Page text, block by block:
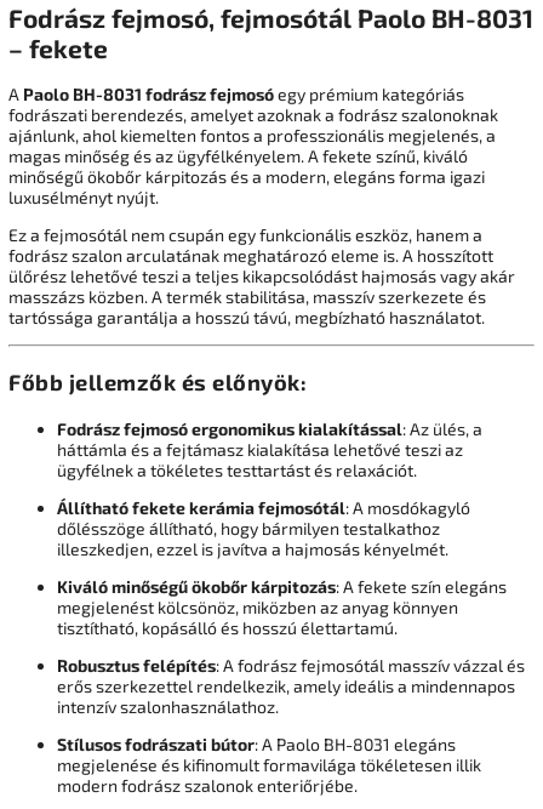
Fodrász fejmosó, fejmosótál Paolo BH-8031
– fekete
A Paolo BH-8031 fodrász fejmosóegy prémium kategóriás
fodrászati berendezés, amelyet azoknak a fodrász szalonoknak
ajánlunk, ahol kiemelten fontos a professzionális megjelenés, a
magas minőség és az ügyfélkényelem. A fekete színű, kiváló
minőségű ökobőr kárpitozás és a modern, elegáns forma igazi
luxusélményt nyújt.
Ez a fejmosótál nem csupán egy funkcionális eszköz, hanem a
fodrász szalon arculatának meghatározó eleme is. A hosszított
ülőrész lehetővé teszi a teljes kikapcsolódást hajmosás vagy akár
masszázs közben. A termék stabilitása, masszív szerkezete és
tartóssága garantálja a hosszú távú, megbízható használatot.
Főbb jellemzők és előnyök:
Fodrász fejmosó ergonomikus kialakítással: Az ülés, a
háttámla és a fejtámasz kialakítása lehetővé teszi az
ügyfélnek a tökéletes testtartást és relaxációt.
Állítható fekete kerámia fejmosótál: A mosdókagyló
dőlésszöge állítható, hogy bármilyen testalkathoz
illeszkedjen, ezzel is javítva a hajmosás kényelmét.
Kiváló minőségű ökobőr kárpitozás: A fekete szín elegáns
megjelenést kölcsönöz, miközben az anyag könnyen
tisztítható, kopásálló és hosszú élettartamú.
Robusztus felépítés: A fodrász fejmosótál masszív vázzal és
erős szerkezettel rendelkezik, amely ideális a mindennapos
intenzív szalonhasználathoz.
Stílusos fodrászati bútor: A Paolo BH-8031 elegáns
megjelenése és kifinomult formavilága tökéletesen illik
modern fodrász szalonok enteriőrjébe.